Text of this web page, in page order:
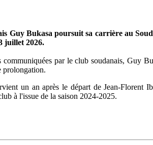
Guy Bukasa poursuit sa carrière au
juillet 2026.
par le club soudanais, Guy
prolongation.
un an après le départ de Jean-Florent
à l'issue de la saison 2024-2025.